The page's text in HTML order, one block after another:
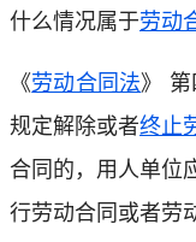
什么情况属于劳动
《劳动合同法》
规定解除或者终止
合同的，用人单位
行劳动合同或者劳